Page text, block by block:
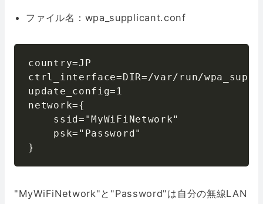
ファイル名：wpa_supplicant.conf
country=JP
ctrl_interface=DIR=/var/run/
update_config=1
network={
    ssid="MyWiFiNetwork"
    psk="Password"
}
"MyWiFiNetwork"と"Password"は自分の無線LAN